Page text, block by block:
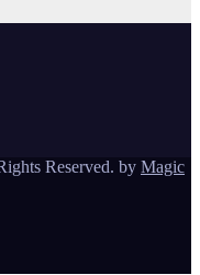
Reserved. by Magic